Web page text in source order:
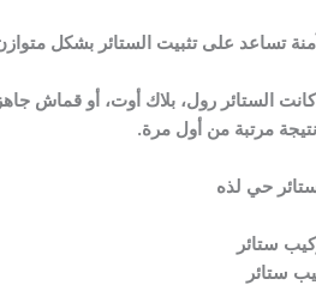
تساعد على تثبيت الستائر بشكل
الستائر رول، بلاك أوت، أو قماش
مرتبة من أول مرة.
حي لذه
ستائر